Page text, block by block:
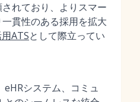
れており、よりスマー
貫性のある採用を拡大
ATSとして際立ってい
システム、コミュ